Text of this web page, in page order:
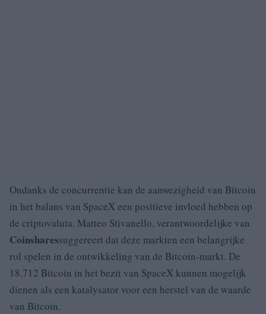
Ondanks de concurrentie kan de aanwezigheid van Bitcoin
in het balans van SpaceX een positieve invloed hebben op
de criptovaluta. Matteo Stivanello, verantwoordelijke van
Coinsharessuggereert dat deze markten een belangrijke
rol spelen in de ontwikkeling van de Bitcoin-markt. De
18.712 Bitcoin in het bezit van SpaceX kunnen mogelijk
dienen als een katalysator voor een herstel van de waarde
van Bitcoin.